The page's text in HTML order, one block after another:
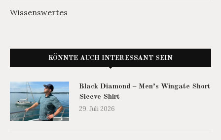
Wissenswertes
KÖNNTE AUCH INTERESSANT SEIN
Black Diamond – Men’s Wingate Short
Sleeve Shirt
29. Juli 2026